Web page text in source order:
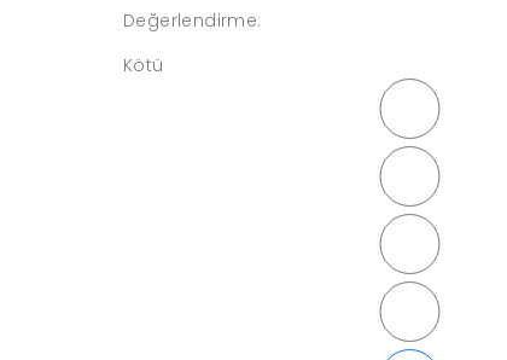
Değerlendirme:
Kötü